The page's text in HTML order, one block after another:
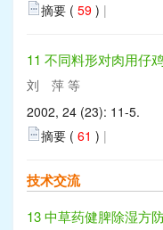
摘要 ( 59 ) |
11 不同料形对肉用仔
刘 萍 等
2002, 24 (23): 11-5.
摘要 ( 61 ) |
技术交流
13 中草药健脾除湿方